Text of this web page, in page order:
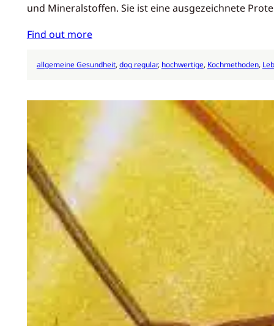
und Mineralstoffen. Sie ist eine ausgezeichnete
Find out more
allgemeine Gesundheit, dog regular, hochwertige, Kochmethoden,